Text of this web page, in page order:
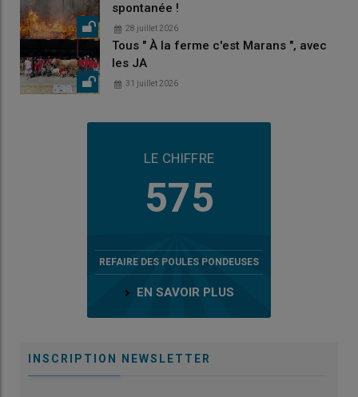
spontanée !
28 juillet 2026
Tous " À la ferme c'est Marans ", avec
les JA
31 juillet 2026
LE CHIFFRE
575
REFAIRE DES POULES PONDEUSES
EN SAVOIR PLUS
INSCRIPTION NEWSLETTER